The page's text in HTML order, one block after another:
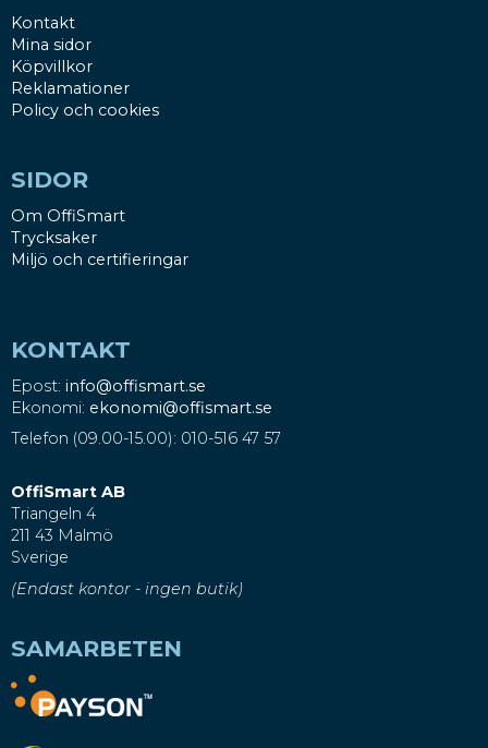
Kontakt
Mina sidor
Köpvillkor
Reklamationer
Policy och cookies
SIDOR
Om OffiSmart
Trycksaker
Miljö och certifieringar
KONTAKT
Epost: info@offismart.se
Ekonomi: ekonomi@offismart.se
Telefon (09.00-15.00): 010-516 47 57
OffiSmart AB
Triangeln 4
211 43 Malmö
Sverige
(Endast kontor - ingen butik)
SAMARBETEN